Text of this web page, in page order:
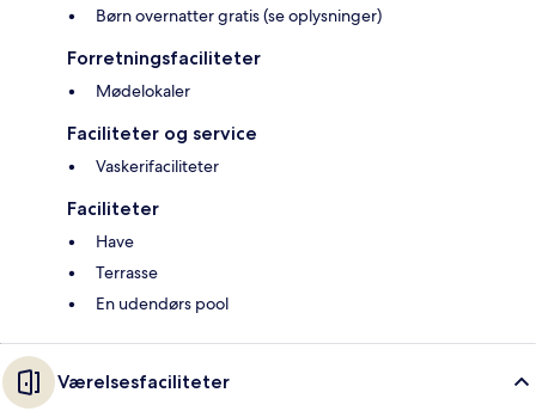
Børn overnatter gratis (se oplysninger)
Forretningsfaciliteter
Mødelokaler
Faciliteter og service
Vaskerifaciliteter
Faciliteter
Have
Terrasse
En udendørs pool
Værelsesfaciliteter